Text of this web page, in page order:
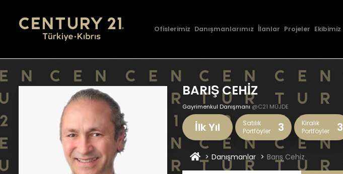
Ofislerimiz Danışmanlarımız İlanlar Projeler Ekibimiz
BARIŞ CEHİZ
Gayrimenkul Danışmanı @C21 MÜJDE
İlk Yıl
Satılık
Portföyler
3
Kiralık
Portföyler
3
Danışmanlar Barış Cehiz